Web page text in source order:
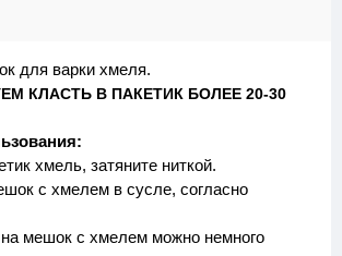
для варки хмеля.
КЛАСТЬ В ПАКЕТИК БОЛЕЕ 20-30
хмель, затяните ниткой.
с хмелем в сусле, согласно
мешок с хмелем можно немного